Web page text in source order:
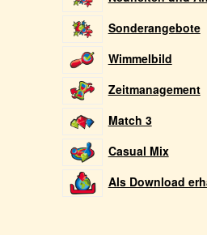
Sonderangebote
Wimmelbild
Zeitmanagement
Match 3
Casual Mix
Als Download